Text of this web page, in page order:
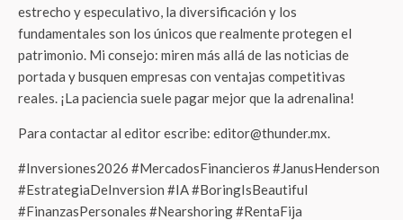
estrecho y especulativo, la diversificación y los
fundamentales son los únicos que realmente protegen el
patrimonio. Mi consejo: miren más allá de las noticias de
portada y busquen empresas con ventajas competitivas
reales. ¡La paciencia suele pagar mejor que la adrenalina!
Para contactar al editor escribe: editor@thunder.mx.
#Inversiones2026 #MercadosFinancieros #JanusHenderson
#EstrategiaDeInversion #IA #BoringIsBeautiful
#FinanzasPersonales #Nearshoring #RentaFija